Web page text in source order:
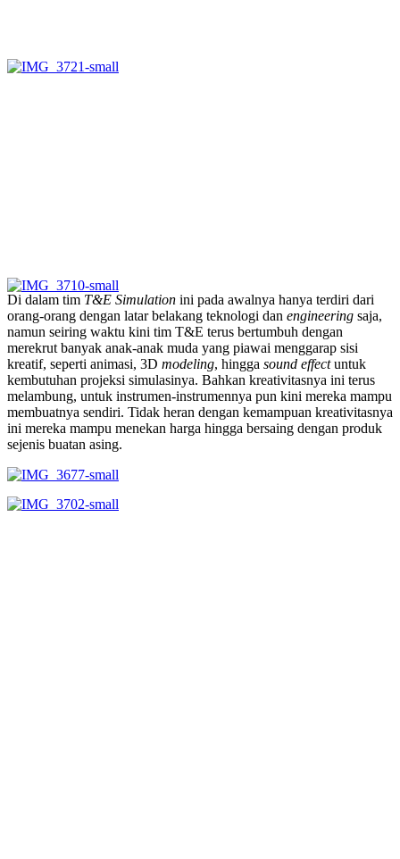
Di dalam tim T&E Simulation ini pada awalnya hanya terdiri dari
orang-orang dengan latar belakang teknologi dan engineering saja,
namun seiring waktu kini tim T&E terus bertumbuh dengan
merekrut banyak anak-anak muda yang piawai menggarap sisi
kreatif, seperti animasi, 3D modeling, hingga sound effectuntuk
kembutuhan projeksi simulasinya. Bahkan kreativitasnya ini terus
melambung, untuk instrumen-instrumennya pun kini mereka mampu
membuatnya sendiri. Tidak heran dengan kemampuan kreativitasnya
ini mereka mampu menekan harga hingga bersaing dengan produk
sejenis buatan asing.